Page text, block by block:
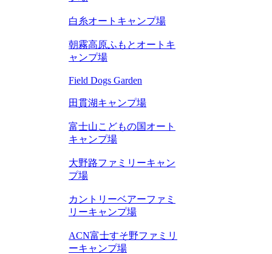
白糸オートキャンプ場
朝霧高原ふもとオートキ
ャンプ場
Field Dogs Garden
田貫湖キャンプ場
富士山こどもの国オート
キャンプ場
大野路ファミリーキャン
プ場
カントリーベアーファミ
リーキャンプ場
ACN富士すそ野ファミリ
ーキャンプ場